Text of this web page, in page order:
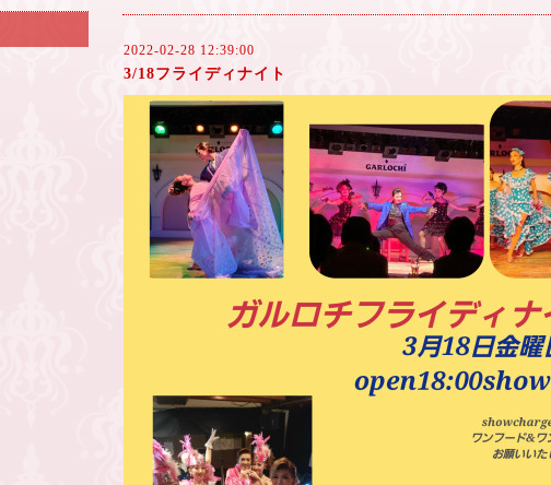
2022-02-28 12:39:00
3/18フライディナイト